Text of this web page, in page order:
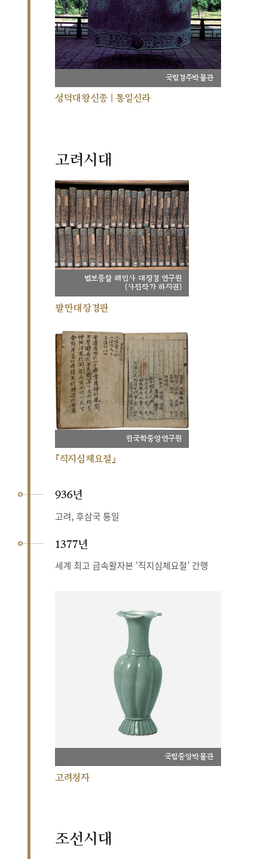
국립경주박물관
성덕대왕신종 | 통일신라
고려시대
법보종찰 해인사 대장경 연구원
(사진작가 하지권)
팔만대장경판
한국학중앙연구원
『직지심체요절』
936년
고려, 후삼국 통일
1377년
세계 최고 금속활자본 ‘직지심체요절’ 간행
국립중앙박물관
고려청자
조선시대